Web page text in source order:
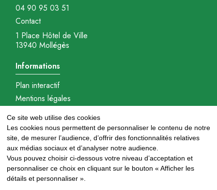
Ce site web utilise des cookies
Les cookies nous permettent de personnaliser le contenu de notre
site, de mesurer l’audience, d’offrir des fonctionnalités relatives
aux médias sociaux et d’analyser notre audience.
Vous pouvez choisir ci-dessous votre niveau d’acceptation et
personnaliser ce choix en cliquant sur le bouton « Afficher les
détails et personnaliser ».
04 90 95 03 51
Contact
1 Place Hôtel de Ville
13940 Mollégès
Informations
Plan interactif
Mentions légales
Réalisation : Ambition-com.fr
Nous suivre
Newsletter